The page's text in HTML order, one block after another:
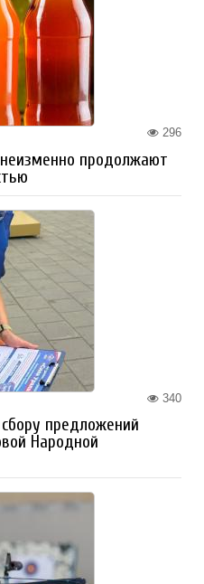
296
продолжают
340
предложений
Народной